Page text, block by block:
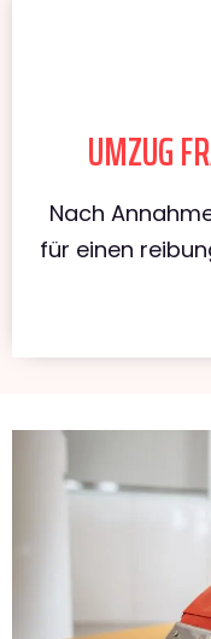
UMZUG
Nach
für einen